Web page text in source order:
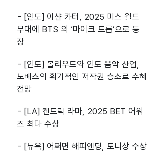
- [인도] 이샨 카터, 2025 미스 월드
무대에 BTS 의 ‘마이크 드롭’으로 등
장
- [인도] 볼리우드와 인도 음악 산업,
노베스의 획기적인 저작권 승소로 수혜
전망
- [LA] 켄드릭 라마, 2025 BET 어워
즈 최다 수상
- [뉴욕] 어쩌면 해피엔딩, 토니상 수상